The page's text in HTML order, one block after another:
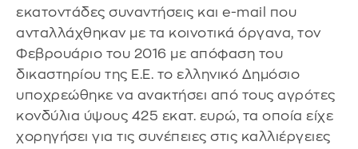
εκατοντάδες συναντήσεις και e-mail που
ανταλλάχθηκαν με τα κοινοτικά όργανα, τον
Φεβρουάριο του 2016 με απόφαση του
δικαστηρίου της Ε.Ε. το ελληνικό Δημόσιο
υποχρεώθηκε να ανακτήσει από τους αγρότες
κονδύλια ύψους 425 εκατ. ευρώ, τα οποία είχε
χορηγήσει για τις συνέπειες στις καλλιέργειες